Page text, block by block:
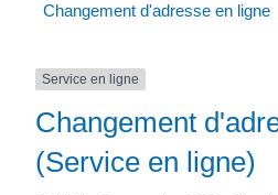
Changement d'adresse en ligne
Service en ligne
Changement
(Service en ligne)